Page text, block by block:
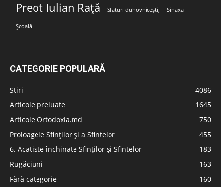
Preot Iulian Rață Sfaturi duhovnicești; Sinaxa
Școală
CATEGORIE POPULARĂ
Stiri
4086
Articole preluate
1645
Articole Ortodoxia.md
750
Proloagele Sfinților și a Sfintelor
455
6. Acatiste închinate Sfinților și Sfintelor
183
Rugăciuni
163
Fără categorie
160